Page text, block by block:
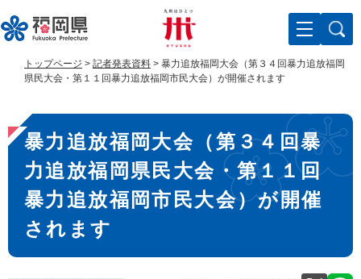
ー
ジ
す
。
ニ
ュ
し
て
トップページ > 記者発表資料 > 暴力追放福岡大会（第３４回暴力追放福岡
県民大会・第１１回暴力追放福岡市民大会）が開催されます
本
文
暴力追放福岡大会（第３４回暴
力追放福岡県民大会・第１１回
暴力追放福岡市民大会）が開催
されます